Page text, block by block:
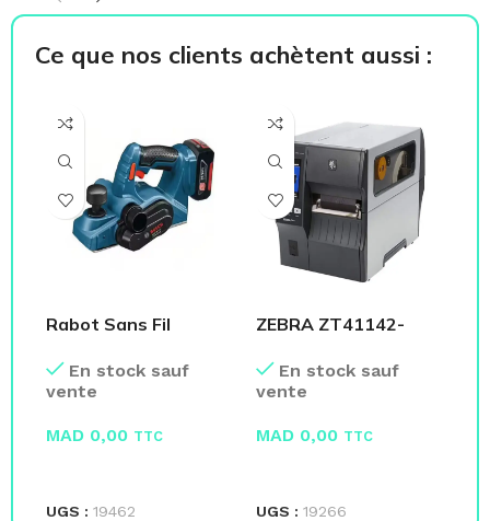
Ce que nos clients achètent aussi :
Rabot Sans Fil
En stock sauf
vente
MAD 0,00 TTC
UGS : 19462
ZEBRA ZT41142-
Ethernet
En stock sauf
vente
MAD 0,00 TTC
UGS : 19266